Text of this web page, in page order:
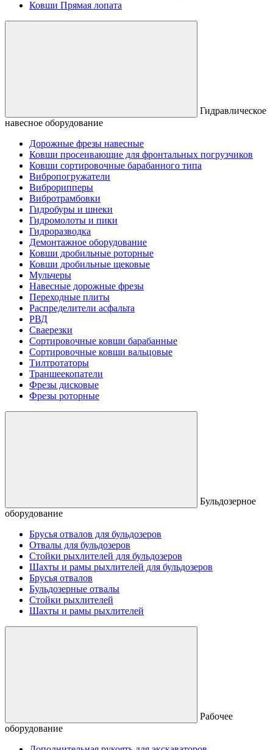
Ковши Прямая лопата
Гидравлическое
навесное оборудование
Дорожные фрезы навесные
Ковши просеивающие для фронтальных погрузчиков
Ковши сортировочные барабанного типа
Вибропогружатели
Виброрипперы
Вибротрамбовки
Гидробуры и шнеки
Гидромолоты и пики
Гидроразводка
Демонтажное оборудование
Ковши дробильные роторные
Ковши дробильные щековые
Мульчеры
Навесные дорожные фрезы
Переходные плиты
Распределители асфальта
РВД
Сваерезки
Сортировочные ковши барабанные
Сортировочные ковши вальцовые
Тилтротаторы
Траншеекопатели
Фрезы дисковые
Фрезы роторные
Бульдозерное
оборудование
Брусья отвалов для бульдозеров
Отвалы для бульдозеров
Стойки рыхлителей для бульдозеров
Шахты и рамы рыхлителей для бульдозеров
Брусья отвалов
Бульдозерные отвалы
Стойки рыхлителей
Шахты и рамы рыхлителей
Рабочее
оборудование